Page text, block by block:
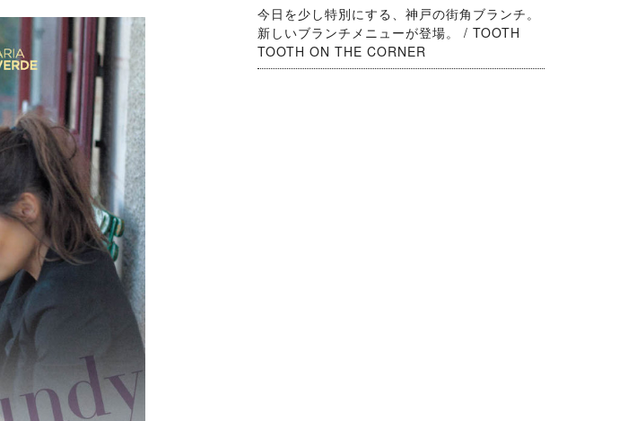
今日を少し特別にする、神戸の街角ブランチ。
新しいブランチメニューが登場。 / TOOTH
TOOTH ON THE CORNER